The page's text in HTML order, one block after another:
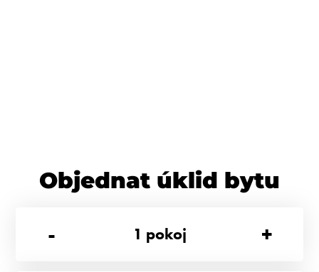
Objednat úklid bytu
-
1 pokoj +